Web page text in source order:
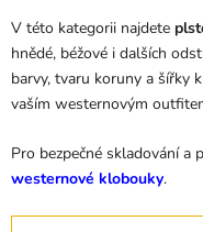
V této kategorii najdete
hnědé, béžové i dalších
barvy, tvaru koruny a šířky
vaším westernovým
Pro bezpečné skladování a
westernové klobouky.